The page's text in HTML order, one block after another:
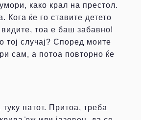
како крал на престол.
Кога ќе го ставите детето
видите, тоа е баш забавно!
тој случај? Според моите
сам, а потоа повторно ќе
патот. Притоа, треба